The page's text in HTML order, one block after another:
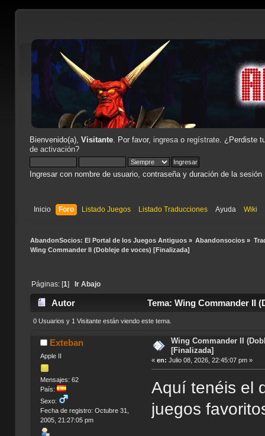
Bienvenido(a), Visitante. Por favor, ingresao regístrate. ¿Perdiste
de activación?
Ingresar con nombre de usuario, contraseña y duración de la sesión
Inicio Foro Listado Juegos Listado Traducciones Ayuda Wiki
AbandonSocios: El Portal de los Juegos Antiguos» Abandonsocios »
Wing Commander II (Dobleje de voces) [Finalizada]
Páginas: [1] Ir Abajo
Autor Tema: Wing Commander II
0 Usuarios y 1 Visitante están viendo este tema.
Exteban
Apple II
Mensajes: 62
País:
Sexo:
Fecha de registro: Octubre 31,
2005, 21:27:05 pm
Wing Commander II
[Finalizada]
«en: Julio 08, 2026, 22:45:07 pm »
Aquí tenéis el
juegos